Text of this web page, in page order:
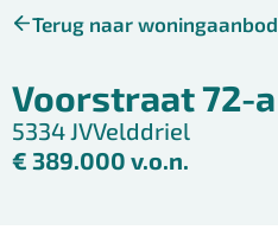
Terug naar woningaanbod
Voorstraat 72-a
5334 JVVelddriel
€ 389.000 v.o.n.